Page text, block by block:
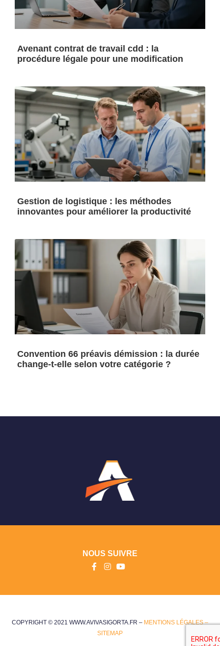
Avenant contrat de travail cdd : la
procédure légale pour une modification
Gestion de logistique : les méthodes
innovantes pour améliorer la productivité
Convention 66 préavis démission : la durée
change-t-elle selon votre catégorie ?
NOUS SUIVRE
COPYRIGHT © 2021 WWW.AVIVASIGORTA.FR – MENTIONS LÉGALES –
SITEMAP